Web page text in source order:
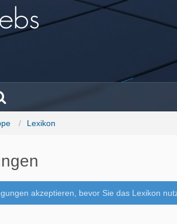
Lexikon
akzeptieren, bevor Sie das Lexikon